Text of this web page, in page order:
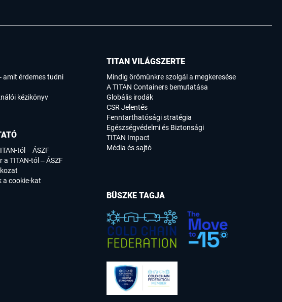
TITAN VILÁGSZERTE
Mindig örömünkre szolgál a megkeresése
A TITAN Containers bemutatása
Globális irodák
CSR Jelentés
Fenntarthatósági stratégia
Egészségvédelmi és Biztonsági
TITAN Impact
Média és sajtó
amit érdemes tudni
kézikönyv
tól – ÁSZF
TITAN-tól – ÁSZF
a cookie-kat
BÜSZKE TAGJA